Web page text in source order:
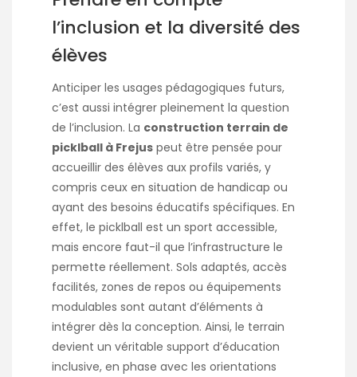
l’inclusion et la diversité des
élèves
Anticiper les usages pédagogiques futurs,
c’est aussi intégrer pleinement la question
de l’inclusion. La construction terrain de
picklball à Frejus peut être pensée pour
accueillir des élèves aux profils variés, y
compris ceux en situation de handicap ou
ayant des besoins éducatifs spécifiques. En
effet, le picklball est un sport accessible,
mais encore faut-il que l’infrastructure le
permette réellement. Sols adaptés, accès
facilités, zones de repos ou équipements
modulables sont autant d’éléments à
intégrer dès la conception. Ainsi, le terrain
devient un véritable support d’éducation
inclusive, en phase avec les orientations